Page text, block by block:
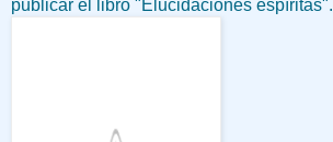
publicar el libro "Elucidaciones espíritas".